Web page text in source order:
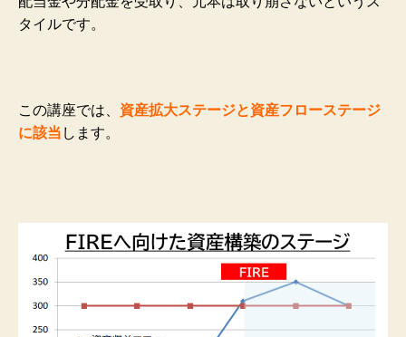
タイルです。
この講座では、 資産拡大ステージと資産フローステージ
に該当 します。